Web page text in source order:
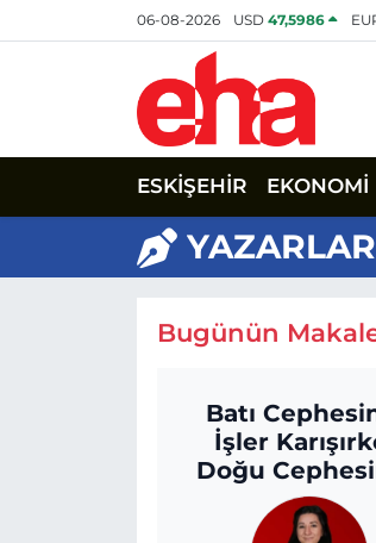
06-08-2026 USD47,5986
ESKİŞEHİR EKONOMİ
YAZARLAR
Bugünün
Batı
İşler
Doğu
Değişen Bir
Gibi